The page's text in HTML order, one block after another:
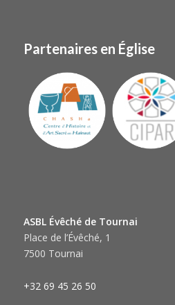
Partenaires en Église
ASBL Évêché de Tournai
Place de l’Évêché, 1
7500 Tournai
+32 69 45 26 50